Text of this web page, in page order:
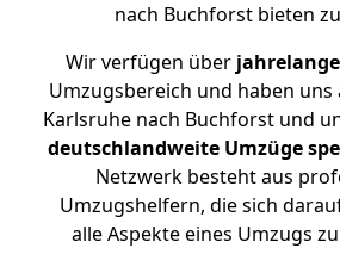
nach Buchforst bieten
Wir verfügen über
Umzugsbereich und haben uns
Karlsruhe nach Buchforst und
deutschlandweite Umzüge
Netzwerk besteht aus
Umzugshelfern, die sich
alle Aspekte eines Umzugs